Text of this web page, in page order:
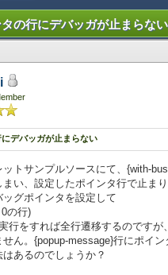
の行にデバッガが止まらない
デバッガが止まらない
トサンプルソースにて、{with-
い、設定したポインタ行で止まり
グポインタを設定して
の行)
行をすれば全行遷移するのです
ん。{popup-message}行にポイ
あるのでしょうか？